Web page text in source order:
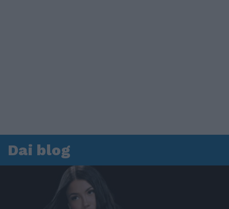
Dai blog